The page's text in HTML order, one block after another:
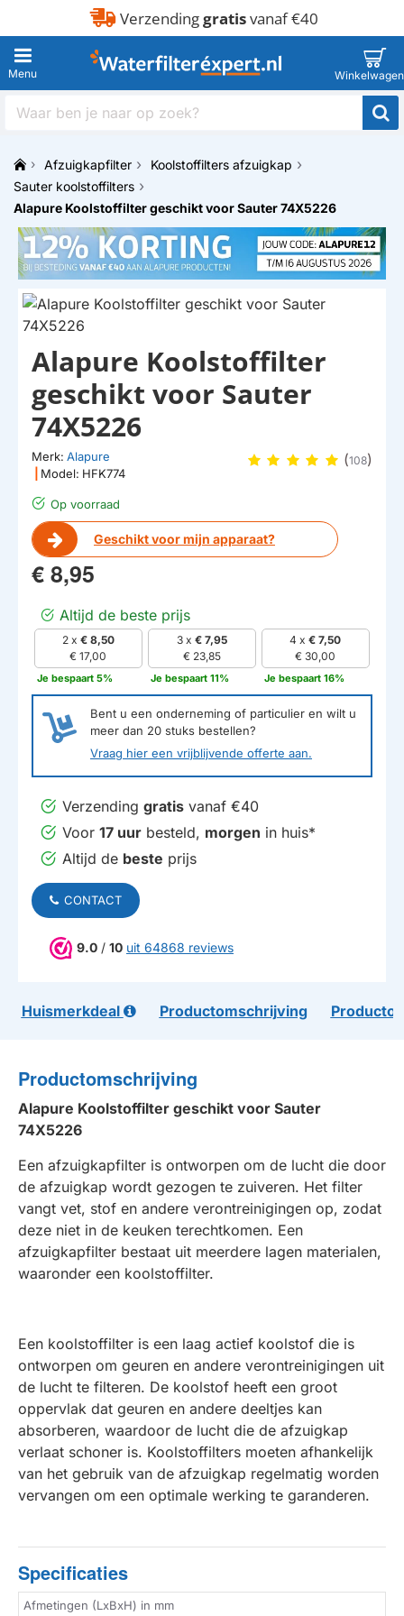
Verzendinggratisvanaf €40
Waar
naar
op
zoek?
h
m
e
Afzuigkapfilter
Koolstoffilters afzuigkap
Sauter koolstoffilters
Alapure Koolstoffilter geschikt voor Sauter 74X5226
HUISMERK
Op voorraad
Geschikt voor mijn apparaat?
Alapure Koolstoffilter
geschikt voor Sauter
74X5226
Merk: Alapure
Model: HFK774
(108)
€ 8,95
Altijd de beste prijs
2 x € 8,50
€ 17,00
Je bespaart 5%
3 x € 7,95
€ 23,85
Je bespaart 11%
4 x€ 7,50
€ 30,00
Je bespaart 16%
Bent u een onderneming of particulier en wilt u
meer dan 20 stuks bestellen?
Vraag hier een vrijblijvende offerte aan.
Verzending gratis vanaf €40
Voor 17 uur besteld, morgen in huis*
Altijd de beste prijs
CONTACT
9.0 / 10 uit 64868 reviews
Huismerkdeal Productomschrijving
Productomschrijving
Alapure Koolstoffilter geschikt voor Sauter
74X5226
Een afzuigkapfilter is ontworpen om de lucht die door
de afzuigkap wordt gezogen te zuiveren. Het filter
vangt vet, stof en andere verontreinigingen op, zodat
deze niet in de keuken terechtkomen. Een
afzuigkapfilter bestaat uit meerdere lagen materialen,
waaronder een koolstoffilter.
Een koolstoffilter is een laag actief koolstof die is
ontworpen om geuren en andere verontreinigingen uit
de lucht te filteren. De koolstof heeft een groot
oppervlak dat geuren en andere deeltjes kan
absorberen, waardoor de lucht die de afzuigkap
verlaat schoner is. Koolstoffilters moeten afhankelijk
van het gebruik van de afzuigkap regelmatig worden
vervangen om een optimale werking te garanderen.
Specificaties
Afmetingen (LxBxH) in mm